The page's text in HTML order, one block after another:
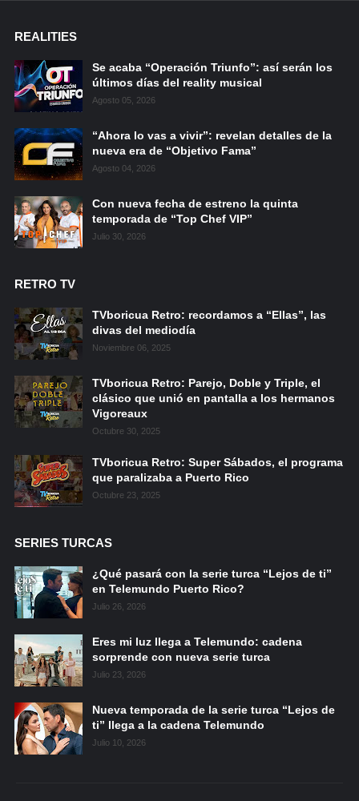
REALITIES
Se acaba “Operación Triunfo”: así serán los
últimos días del reality musical
Agosto 05, 2026
“Ahora lo vas a vivir”: revelan detalles de la
nueva era de “Objetivo Fama”
Agosto 04, 2026
Con nueva fecha de estreno la quinta
temporada de “Top Chef VIP”
Julio 30, 2026
RETRO TV
TVboricua Retro: recordamos a “Ellas”, las
divas del mediodía
Noviembre 06, 2025
TVboricua Retro: Parejo, Doble y Triple, el
clásico que unió en pantalla a los hermanos
Vigoreaux
Octubre 30, 2025
TVboricua Retro: Super Sábados, el programa
que paralizaba a Puerto Rico
Octubre 23, 2025
SERIES TURCAS
¿Qué pasará con la serie turca “Lejos de ti”
en Telemundo Puerto Rico?
Julio 26, 2026
Eres mi luz llega a Telemundo: cadena
sorprende con nueva serie turca
Julio 23, 2026
Nueva temporada de la serie turca “Lejos de
ti” llega a la cadena Telemundo
Julio 10, 2026